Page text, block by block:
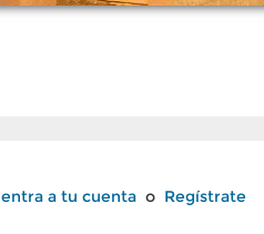
entra a tu cuenta o Regístrate